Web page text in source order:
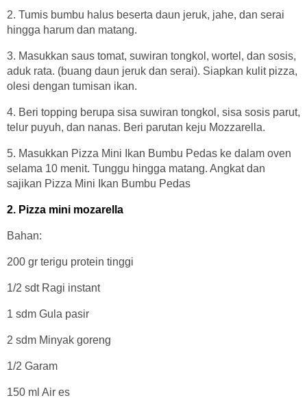
2. Tumis bumbu halus beserta daun jeruk, jahe, dan serai
hingga harum dan matang.
3. Masukkan saus tomat, suwiran tongkol, wortel, dan sosis,
aduk rata. (buang daun jeruk dan serai). Siapkan kulit pizza,
olesi dengan tumisan ikan.
4. Beri topping berupa sisa suwiran tongkol, sisa sosis parut,
telur puyuh, dan nanas. Beri parutan keju Mozzarella.
5. Masukkan Pizza Mini Ikan Bumbu Pedas ke dalam oven
selama 10 menit. Tunggu hingga matang. Angkat dan
sajikan Pizza Mini Ikan Bumbu Pedas
2. Pizza mini mozarella
Bahan:
200 gr terigu protein tinggi
1/2 sdt Ragi instant
1 sdm Gula pasir
2 sdm Minyak goreng
1/2 Garam
150 ml Air es